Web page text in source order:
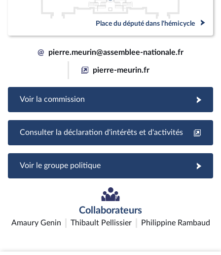
Place du député dans l'hémicycle
@ pierre.meurin@assemblee-nationale.fr
pierre-meurin.fr
Voir la commission
Consulter la déclaration d'intérêts et d'activités
Voir le groupe politique
Collaborateurs
Amaury Genin Thibault Pellissier Philippine Rambaud